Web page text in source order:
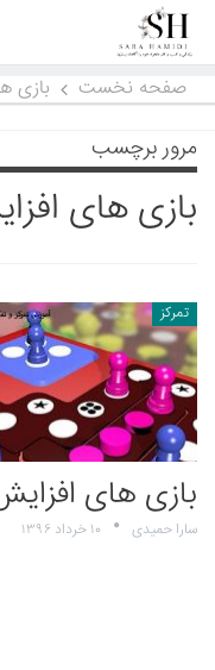
صفحه نخست بازی
مرور برچسب
بازی های
تمرکز
بازی های
سارا حمیدی ۱۰ خرداد ۱۳۹۶